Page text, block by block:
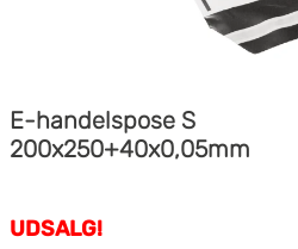
E-handelspose S
200x250+40x0,05mm
UDSALG!